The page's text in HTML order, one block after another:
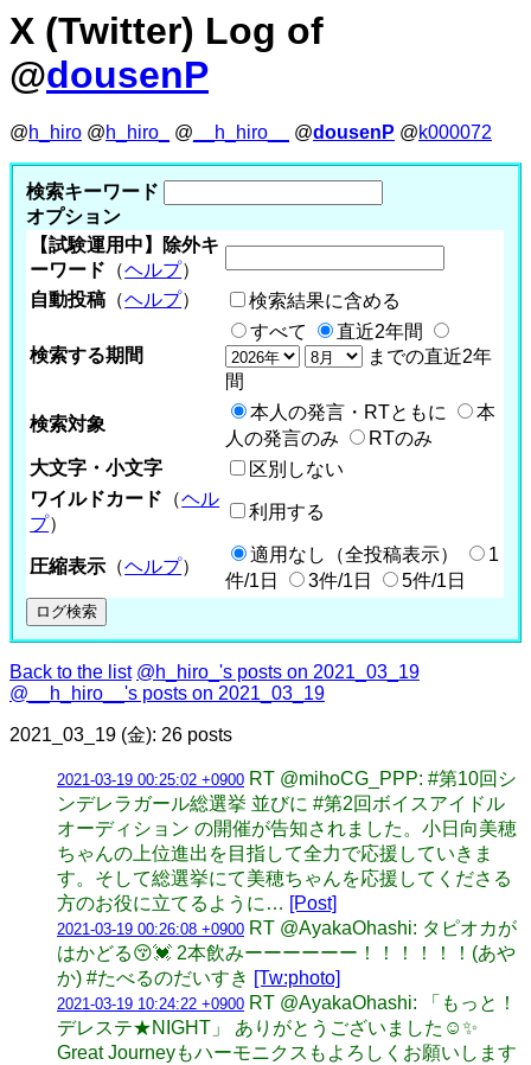
X (Twitter) Log of
@dousenP
@h_hiro @h_hiro_ @ __h_hiro__ @dousenP @k000072
検索キーワード
オプション
【試験運用中】除外キ
ーワード （ヘルプ）
自動投稿 （ヘルプ） 検索結果に含める
検索する期間
すべて
直近2年間
までの直近2年
間
検索対象
本人の発言・RTともに
本
人の発言のみ
RTのみ
大文字・小文字
区別しない
ワイルドカード （ヘル
プ）
利用する
圧縮表示 （ヘルプ）
適用なし（全投稿表示）
1
件/1日
3件/1日 5件/1日
Back to the list @h_hiro_'s posts on 2021_03_19
@__h_hiro__'s posts on 2021_03_19
2021_03_19 (金): 26 posts
2021-03-19 00:25:02 +0900 RT @mihoCG_PPP: #第10回シ
ンデレラガール総選挙 並びに #第2回ボイスアイドル
オーディション の開催が告知されました。小日向美穂
ちゃんの上位進出を目指して全力で応援していきま
す。そして総選挙にて美穂ちゃんを応援してくださる
方のお役に立てるように… [Post]
2021-03-19 00:26:08 +0900 RT @AyakaOhashi: タピオカが
はかどる😚💓 2本飲みーーーーーー！！！！！！(あや
か) #たべるのだいすき [Tw:photo]
2021-03-19 10:24:22 +0900 RT @AyakaOhashi: 「もっと！
デレステ★NIGHT」 ありがとうございました☺️✨
Great Journeyもハーモニクスもよろしくお願いします